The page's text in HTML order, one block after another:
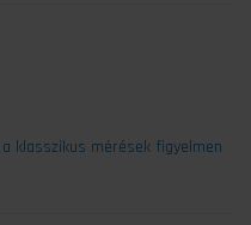
klasszikus mérések figyelmen